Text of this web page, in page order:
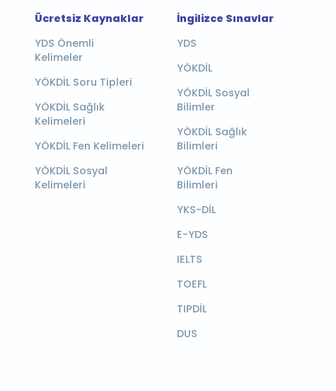
Ücretsiz Kaynaklar
YDS Önemli
Kelimeler
YÖKDİL Soru Tipleri
YÖKDİL Sağlık
Kelimeleri
YÖKDİL Fen Kelimeleri
YÖKDİL Sosyal
Kelimeleri
İngilizce Sınavlar
YDS
YÖKDİL
YÖKDİL Sosyal
Bilimler
YÖKDİL Sağlık
Bilimleri
YÖKDİL Fen
Bilimleri
YKS-DİL
E-YDS
IELTS
TOEFL
TIPDİL
DUS